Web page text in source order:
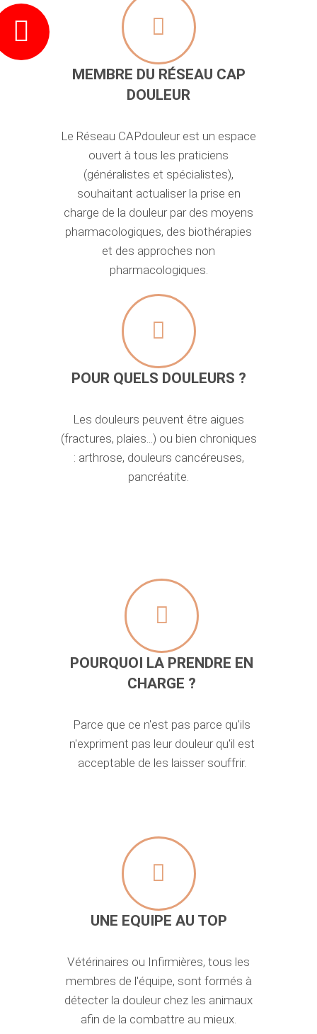
MEMBRE DU RÉSEAU CAP
DOULEUR
Le Réseau CAPdouleur est un espace
ouvert à tous les praticiens
(généralistes et spécialistes),
souhaitant actualiser la prise en
charge de la douleur par des moyens
pharmacologiques, des biothérapies
et des approches non
pharmacologiques.
POUR QUELS DOULEURS ?
Les douleurs peuvent être aigues
(fractures, plaies...) ou bien chroniques
: arthrose, douleurs cancéreuses,
pancréatite.
POURQUOI LA PRENDRE EN
CHARGE ?
Parce que ce n'est pas parce qu'ils
n'expriment pas leur douleur qu'il est
acceptable de les laisser souffrir.
UNE EQUIPE AU TOP
Vétérinaires ou Infirmières, tous les
membres de l'équipe, sont formés à
détecter la douleur chez les animaux
afin de la combattre au mieux.